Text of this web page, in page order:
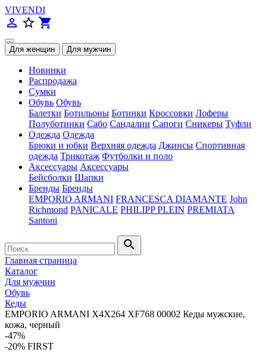
VIVENDI
person_outline star_border shopping_cart
Новинки
Распродажа
Сумки
Обувь Обувь
Балетки Ботильоны Ботинки Кроссовки Лоферы
Полуботинки Сабо Сандалии Сапоги Сникеры Туфли
Одежда Одежда
Брюки и юбки Верхняя одежда Джинсы Спортивная
одежда Трикотаж Футболки и поло
Аксессуары Аксессуары
Бейсболки Шапки
Бренды Бренды
EMPORIO ARMANI FRANCESCA DIAMANTE John
Richmond PANICALE PHILIPP PLEIN PREMIATA
Santoni
search
Главная страница
Каталог
Для мужчин
Обувь
Кеды
EMPORIO ARMANI X4X264 XF768 00002 Кеды мужские,
кожа, черный
-47%
-20% FIRST